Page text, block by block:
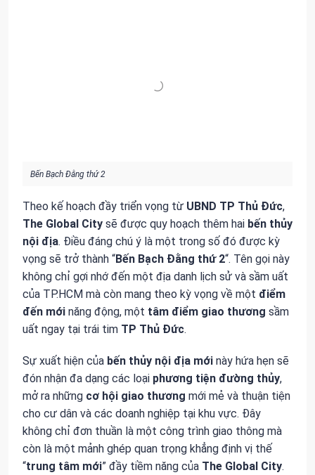
Bến Bạch Đằng thứ 2
Theo kế hoạch đầy triển vọng từ UBND TP Thủ Đức,
The Global City sẽ được quy hoạch thêm hai bến thủy
nội địa. Điều đáng chú ý là một trong số đó được kỳ
vọng sẽ trở thành “Bến Bạch Đằng thứ 2“. Tên gọi này
không chỉ gợi nhớ đến một địa danh lịch sử và sầm uất
của TP.HCM mà còn mang theo kỳ vọng về một điểm
đến mới năng động, một tâm điểm giao thương sầm
uất ngay tại trái tim TP Thủ Đức.
Sự xuất hiện của bến thủy nội địa mới này hứa hẹn sẽ
đón nhận đa dạng các loại phương tiện đường thủy,
mở ra những cơ hội giao thương mới mẻ và thuận tiện
cho cư dân và các doanh nghiệp tại khu vực. Đây
không chỉ đơn thuần là một công trình giao thông mà
còn là một mảnh ghép quan trọng khẳng định vị thế
“trung tâm mới” đầy tiềm năng của The Global City.